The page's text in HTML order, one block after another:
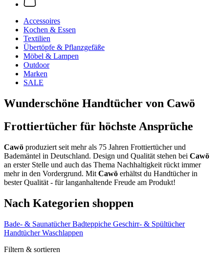
Accessoires
Kochen & Essen
Textilien
Übertöpfe & Pflanzgefäße
Möbel & Lampen
Outdoor
Marken
SALE
Wunderschöne Handtücher von Cawö
Frottiertücher für höchste Ansprüche
Cawö produziert seit mehr als 75 Jahren Frottiertücher und
Bademäntel in Deutschland. Design und Qualität stehen bei Cawö
an erster Stelle und auch das Thema Nachhaltigkeit rückt immer
mehr in den Vordergrund. Mit Cawö erhältst du Handtücher in
bester Qualität - für langanhaltende Freude am Produkt!
Nach Kategorien shoppen
Bade- & Saunatücher Badteppiche Geschirr- & Spültücher
Handtücher Waschlappen
Filtern & sortieren